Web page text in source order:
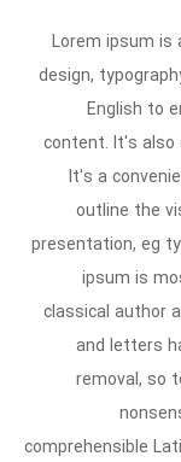
Lorem ipsum is
design,
English to
content. It's also
It's a
outline the
presentation, eg
ipsum is
classical author
and letters
removal, so
comprehensible